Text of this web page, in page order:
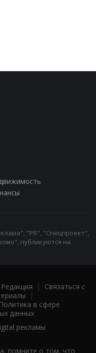
"PR", "Спецпроект",
публикуются на
Редакция | Связаться с
|
Политика в сфере
данных
рекламы
помните о том, что